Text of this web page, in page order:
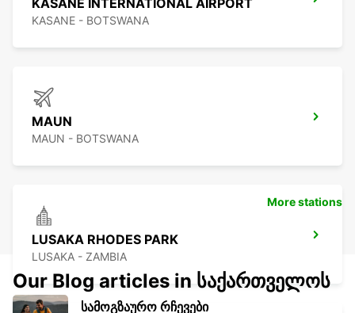
KASANE INTERNATIONAL AIRPORT
KASANE - BOTSWANA
MAUN
MAUN - BOTSWANA
LUSAKA RHODES PARK
LUSAKA - ZAMBIA
More stations
Our Blog articles in საქართველოს
სამოგზაურო რჩევები